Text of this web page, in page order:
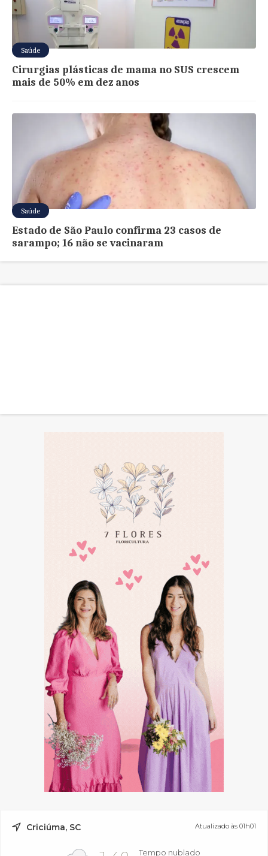
Saúde
Cirurgias plásticas de mama no SUS crescem
mais de 50% em dez anos
Saúde
Estado de São Paulo confirma 23 casos de
sarampo; 16 não se vacinaram
Criciúma, SC Atualizado às 01h01
Tempo nublado